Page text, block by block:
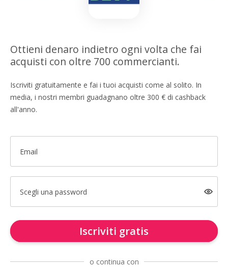
Ottieni denaro indietro ogni volta che fai
acquisti con oltre 700 commercianti.
Iscriviti gratuitamente e fai i tuoi acquisti come al solito. In
media, i nostri membri guadagnano oltre 300 € di cashback
all'anno.
Email
Scegli una password
Iscriviti gratis
o continua con